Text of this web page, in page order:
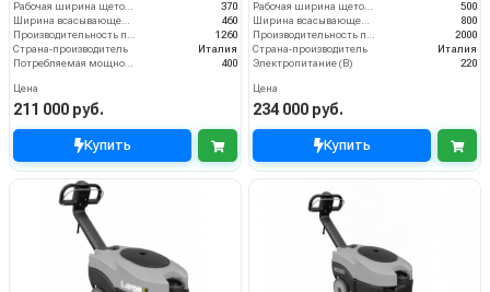
Рабочая ширина щеток (мм)
370
Ширина всасывающей балки (мм)
460
Производительность по площади (м2/ч)
1260
Страна-производитель
Италия
Потребляемая мощность (Вт)
400
Цена
211 000 руб.
Купить
Рабочая ширина щеток (мм)
500
Ширина всасывающей балки (мм)
800
Производительность по площади (м2/ч)
2000
Страна-производитель
Италия
Электропитание (В)
220
Цена
234 000 руб.
Купить